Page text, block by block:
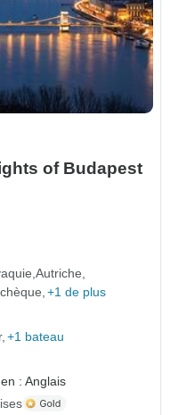
of Budapest
Autriche
+1 de plus
+1 bateau
: Anglais